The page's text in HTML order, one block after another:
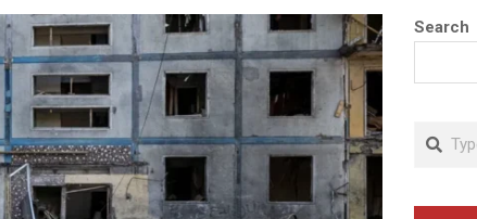
Menu
Search
Search